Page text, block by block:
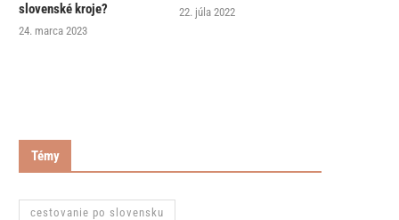
slovenské kroje?
24. marca 2023
22. júla 2022
Témy
cestovanie po slovensku